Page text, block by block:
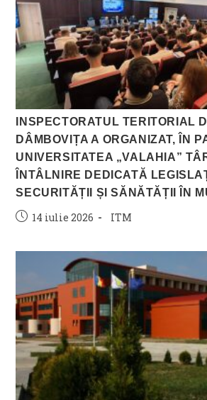
INSPECTORATUL TERITORIAL
DÂMBOVIȚA A ORGANIZAT, ÎN
UNIVERSITATEA „VALAHIA”
ÎNTÂLNIRE DEDICATĂ
SECURITĂȚII ȘI SĂNĂTĂȚII ÎN
Post14 iulie 2026
Post
ITM